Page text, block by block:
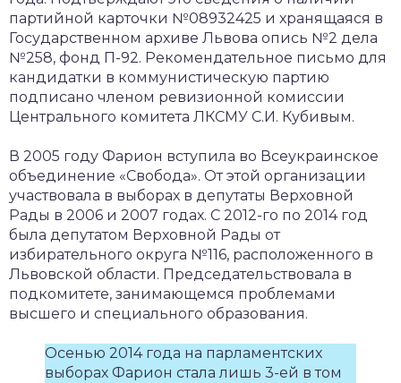
партийной карточки №08932425 и хранящаяся в
Государственном архиве Львова опись №2 дела
№258, фонд П-92. Рекомендательное письмо для
кандидатки в коммунистическую партию
подписано членом ревизионной комиссии
Центрального комитета ЛКСМУ С.И. Кубивым.
В 2005 году Фарион вступила во Всеукраинское
объединение «Свобода». От этой организации
участвовала в выборах в депутаты Верховной
Рады в 2006 и 2007 годах. С 2012-го по 2014 год
была депутатом Верховной Рады от
избирательного округа №116, расположенного в
Львовской области. Председательствовала в
подкомитете, занимающемся проблемами
высшего и специального образования.
Осенью 2014 года на парламентских
выборах Фарион стала лишь 3-ей в том